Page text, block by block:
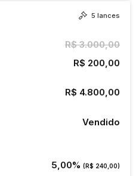
5 lances
R$ 3.000,00
R$ 200,00
R$ 4.800,00
Vendido
5,00% (R$ 240,00)